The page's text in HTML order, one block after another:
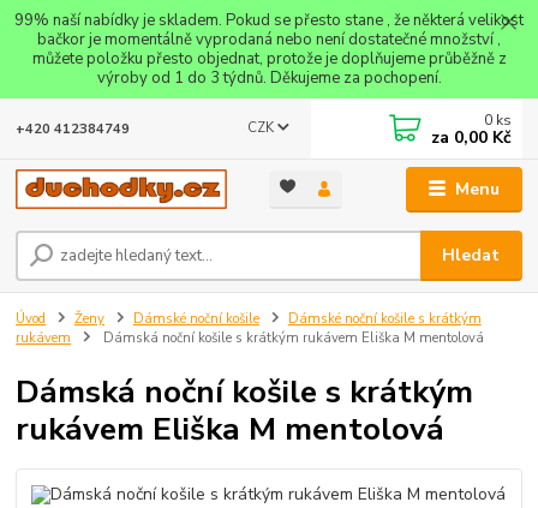
99% naší nabídky je skladem. Pokud se přesto stane , že některá velikost
bačkor je momentálně vyprodaná nebo není dostatečné množství ,
můžete položku přesto objednat, protože je doplňujeme průběžně z
výroby od 1 do 3 týdnů. Děkujeme za pochopení.
Menu
CZK
Hledat
+420 412384749 0 ks
za 0,00 Kč
Úvod Ženy Dámské noční košile
Dámské noční košile s krátkým
rukávem
Dámská noční košile s krátkým rukávem Eliška M mentolová
Dámská noční košile s krátkým
rukávem Eliška M mentolová